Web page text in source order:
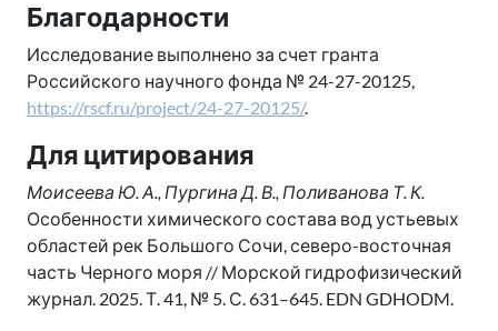
Благодарности
Исследование выполнено за счет гранта
Российского научного фонда № 24-27-20125,
https://rscf.ru/project/24-27-20125/.
Для цитирования
Моисеева Ю. А., Пургина Д. В., Поливанова Т. К.
Особенности химического состава вод устьевых
областей рек Большого Сочи, северо-восточная
часть Черного моря // Морской гидрофизический
журнал. 2025. Т. 41, № 5. С. 631–645. EDN GDHODM.